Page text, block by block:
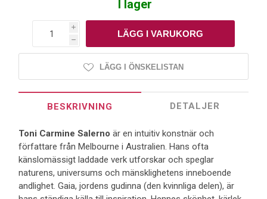
I lager
i
h
LÄGG I ÖNSKELISTAN
BESKRIVNING DETALJER
Toni Carmine Salerno är en intuitiv konstnär och
författare från Melbourne i Australien. Hans ofta
känslomässigt laddade verk utforskar och speglar
naturens, universums och mänsklighetens inneboende
andlighet. Gaia, jordens gudinna (den kvinnliga delen), är